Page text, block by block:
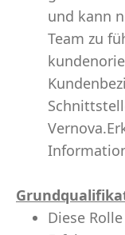
und kann
Team zu
Diese